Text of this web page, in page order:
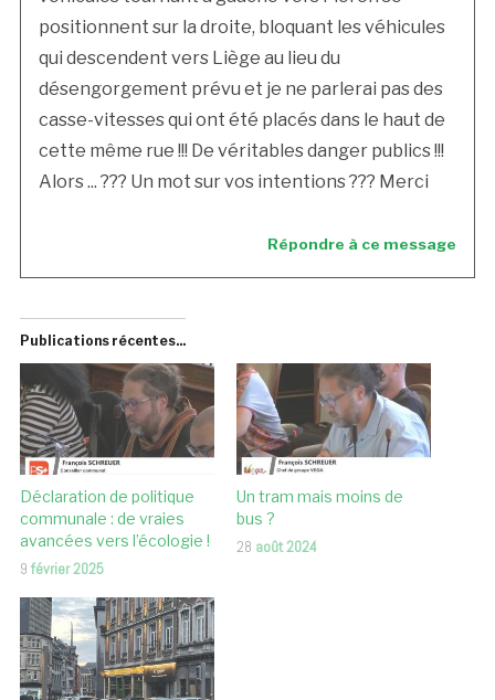
positionnent sur la droite, bloquant les véhicules
qui descendent vers Liège au lieu du
désengorgement prévu et je ne parlerai pas des
casse-vitesses qui ont été placés dans le haut de
cette même rue !!! De véritables danger publics !!!
Alors ... ??? Un mot sur vos intentions ??? Merci
Répondre à ce message
Publications récentes...
Déclaration de politique
communale : de vraies
avancées vers l’écologie !
9 février 2025
Un tram mais moins de
bus ?
28 août 2024